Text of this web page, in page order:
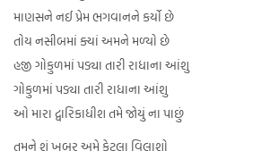
માણસને નઈ પ્રેમ ભગવાનને કર્યો છે
તોય નસીબમાં ક્યાં અમને મળ્યો છે
હજી ગોકુળમાં પડ્યા તારી રાધાના આંશુ
ગોકુળમાં પડ્યા તારી રાધાના આંશુ
ઓ મારા દ્વારિકાધીશ તમે જોયું ના પાછું
તમને શું ખબર અમે કેટલા વિલાશો